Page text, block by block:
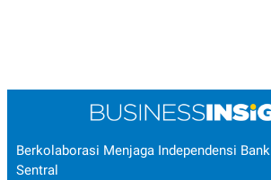
Berkolaborasi Menjaga Independensi Bank
Sentral